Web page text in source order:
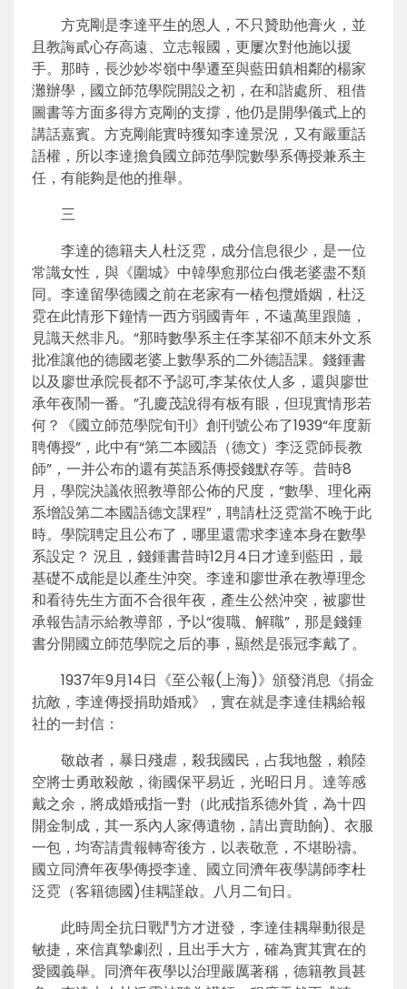
方克剛是李達平生的恩人，不只贊助他膏火，並
且教誨貳心存高遠、立志報國，更屢次對他施以援
手。那時，長沙妙岑嶺中學遷至與藍田鎮相鄰的楊家
灘辦學，國立師范學院開設之初，在和諧處所、租借
圖書等方面多得方克剛的支撐，他仍是開學儀式上的
講話嘉賓。方克剛能實時獲知李達景況，又有嚴重話
語權，所以李達擔負國立師范學院數學系傳授兼系主
任，有能夠是他的推舉。
三
李達的德籍夫人杜泛霓，成分信息很少，是一位
常識女性，與《圍城》中韓學愈那位白俄老婆盡不類
同。李達留學德國之前在老家有一樁包攬婚姻，杜泛
霓在此情形下鐘情一西方弱國青年，不遠萬里跟隨，
見識天然非凡。“那時數學系主任李某卻不顛末外文系
批准讓他的德國老婆上數學系的二外德語課。錢鍾書
以及廖世承院長都不予認可,李某依仗人多，還與廖世
承年夜鬧一番。”孔慶茂說得有板有眼，但現實情形若
何？《國立師范學院旬刊》創刊號公布了1939“年度新
聘傳授”，此中有“第二本國語（德文）李泛霓師長教
師”，一并公布的還有英語系傳授錢默存等。昔時8
月，學院決議依照教導部公佈的尺度，“數學、理化兩
系增設第二本國語德文課程”，聘請杜泛霓當不晚于此
時。學院聘定且公布了，哪里還需求李達本身在數學
系設定？ 況且，錢鍾書昔時12月4日才達到藍田，最
基礎不成能是以產生沖突。李達和廖世承在教導理念
和看待先生方面不合很年夜，產生公然沖突，被廖世
承報告請示給教導部，予以“復職、解職”，那是錢鍾
書分開國立師范學院之后的事，顯然是張冠李戴了。
1937年9月14日《至公報(上海)》頒發消息《捐金
抗敵，李達傳授捐助婚戒》，實在就是李達佳耦給報
社的一封信：
敬啟者，暴日殘虐，殺我國民，占我地盤，賴陸
空將士勇敢殺敵，衛國保平易近，光昭日月。達等感
戴之余，將成婚戒指一對（此戒指系德外貨，為十四
開金制成，其一系內人家傳遺物，請出賣助餉)、衣服
一包，均寄請貴報轉寄後方，以表敬意，不堪盼禱。
國立同濟年夜學傳授李達、國立同濟年夜學講師李杜
泛霓（客籍德國)佳耦謹啟。八月二旬日。
此時周全抗日戰鬥方才迸發，李達佳耦舉動很是
敏捷，來信真摯劇烈，且出手大方，確為實其實在的
愛國義舉。同濟年夜學以治理嚴厲著稱，德籍教員甚